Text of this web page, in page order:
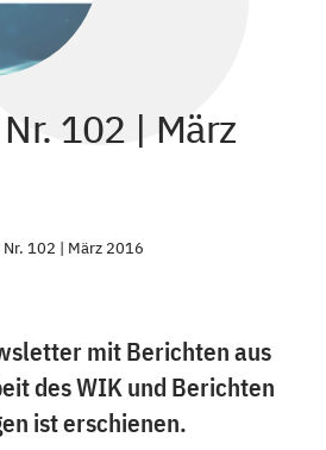
102 | März
102 | März 2016
mit Berichten aus
des WIK und Berichten
ist erschienen.